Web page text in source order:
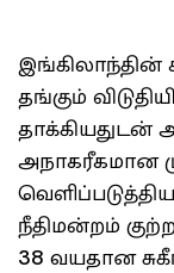
இங்கிலாந்தின்
தங்கும்
அநாகரீகமான
நீதிமன்றம்
38 வயதான